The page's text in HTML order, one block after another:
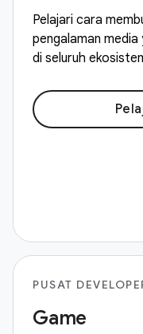
Pelajari cara
pengalaman media
di seluruh
PUSAT
Game